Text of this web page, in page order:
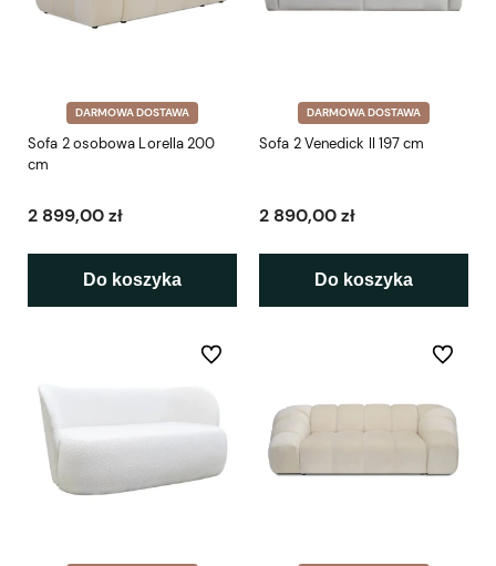
DARMOWA DOSTAWA
Sofa 2 osobowa Lorella 200
cm
2 899,00 zł
Do koszyka
DARMOWA DOSTAWA
Sofa 2 Venedick II 197 cm
2 890,00 zł
Do koszyka
Do ulubionych Do